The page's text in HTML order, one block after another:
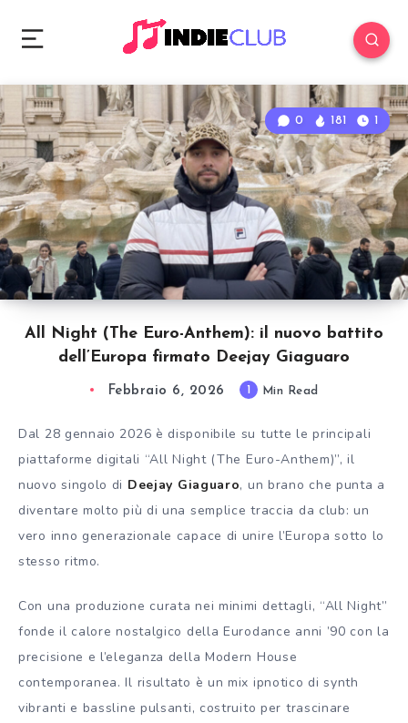
All Night (The Euro-Anthem): il nuovo battito
dell’Europa firmato Deejay Giaguaro
0 181 1
Febbraio 6, 2026 Min Read
Dal 28 gennaio 2026 è disponibile su tutte le principali
piattaforme digitali “All Night (The Euro-Anthem)”, il
nuovo singolo di Deejay Giaguaro, un brano che punta a
diventare molto più di una semplice traccia da club: un
vero inno generazionale capace di unire l’Europa sotto lo
stesso ritmo.
Con una produzione curata nei minimi dettagli, “All Night”
fonde il calore nostalgico della Eurodance anni ’90 con la
precisione e l’eleganza della Modern House
contemporanea. Il risultato è un mix ipnotico di synth
vibranti e bassline pulsanti, costruito per trascinare